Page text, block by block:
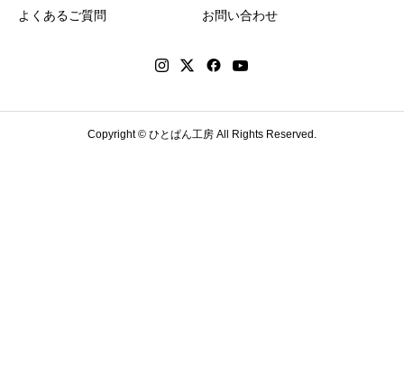
よくあるご質問 お問い合わせ
Copyright © ひとぱん工房 All Rights Reserved.